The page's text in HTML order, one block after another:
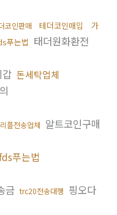
코인판매 테더코인매입
가
푸는법 태더원화환전
돈세탁업체
플전송업체 알트코인구매
푸는법
금 trc20전송대행 핑오다